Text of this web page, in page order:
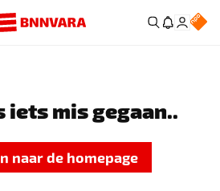
iets mis gegaan..
naar de homepage